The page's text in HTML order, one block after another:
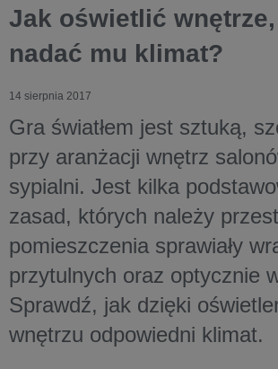
Jak oświetlić
nadać mu klimat?
14 sierpnia 2017
Gra światłem jest sztuką,
przy aranżacji wnętrz
sypialni. Jest kilka
zasad, których należy
pomieszczenia sprawiały
przytulnych oraz optycznie
Sprawdź, jak dzięki
wnętrzu odpowiedni klimat.